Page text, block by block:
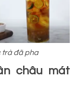
trà đã pha
châu mát